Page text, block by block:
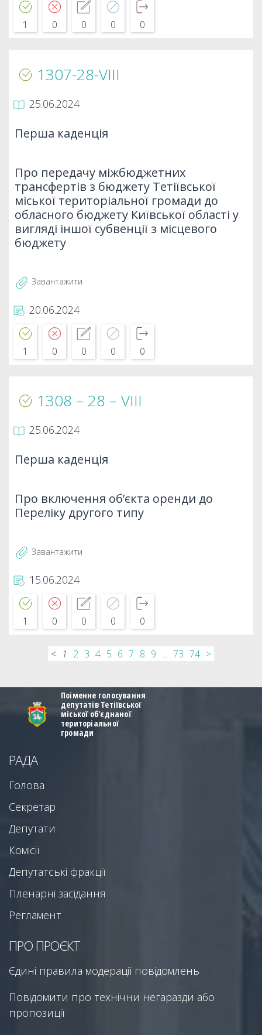
1 0 0 0 0
1307-28-VIII
25.06.2024
Перша каденція
Про передачу міжбюджетних
трансфертів з бюджету Тетіївської
міської територіальної громади до
обласного бюджету Київської області у
вигляді іншої субвенції з місцевого
бюджету
Завантажити
20.06.2024
1 0 0 0 0
1308 – 28 – VIIІ
25.06.2024
Перша каденція
Про включення об’єкта оренди до
Переліку другого типу
Завантажити
15.06.2024
1 0 0 0 0
< 1 2 3 4 5 6 7 8 9 ... 73 74 >
Поіменне голосування
депутатів Тетіївської
міської об'єднаної
територіальної
громади
РАДА
Голова
Секретар
Депутати
Комісії
Депутатські фракції
Пленарні засідання
Регламент
ПРО ПРОЄКТ
Єдині правила модерації повідомлень
Повідомити про технічни негаразди або
пропозиції